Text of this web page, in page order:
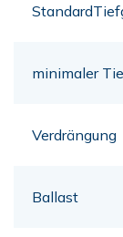
minimaler
Verdrängung
Ballast